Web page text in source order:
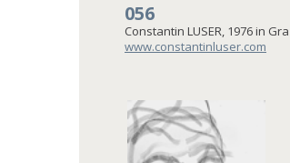
056
Constantin LUSER, 1976 in
www.constantinluser.com